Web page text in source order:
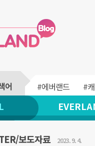
#에버랜드 #
보도자료 2023. 9. 4.